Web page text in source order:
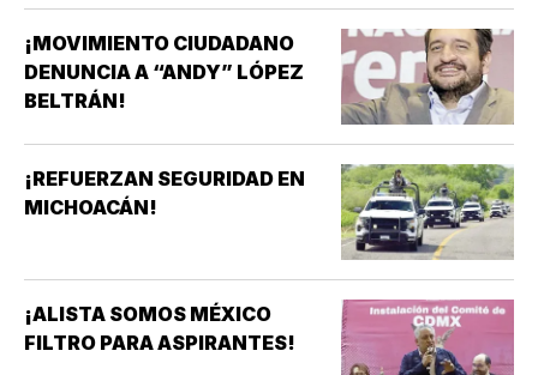
¡MOVIMIENTO CIUDADANO
DENUNCIA A “ANDY” LÓPEZ
BELTRÁN!
¡REFUERZAN SEGURIDAD EN
MICHOACÁN!
¡ALISTA SOMOS MÉXICO
FILTRO PARA ASPIRANTES!